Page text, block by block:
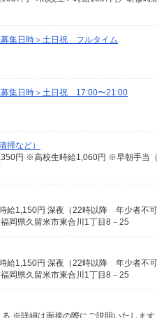
募集日時＞土日祝 フルタイム
募集日時＞土日祝 17:00〜21:00
掃など）
円 ※高校生時給1,060円 ※早朝手当
岡県久留米市東合川1丁目8－25
岡県久留米市東合川1丁目8－25